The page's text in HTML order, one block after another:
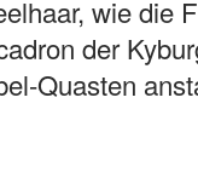
wie die
der
Quasten